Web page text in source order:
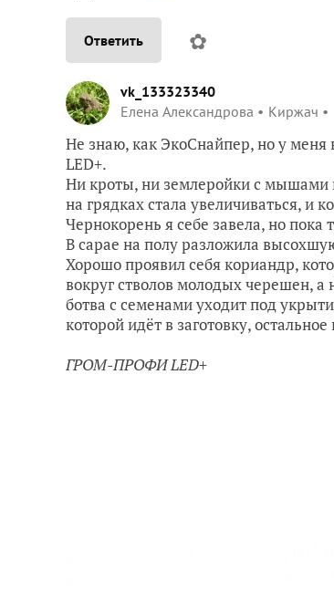
Ответить ✿
vk_133323340
Елена Александрова
Киржач
Не знаю, как ЭкоСнайпер, но у меня
LED+.
Ни кроты, ни землеройки с мышами
на грядках стала увеличиваться, и
Чернокорень я себе завела, но
В сарае на полу разложила
Хорошо проявил себя кориандр,
вокруг стволов молодых черешен,
ботва с семенами уходит под
которой идёт в заготовку,
ГРОМ-ПРОФИ LED+